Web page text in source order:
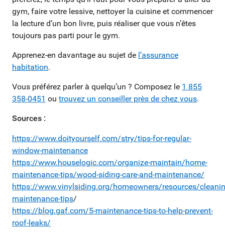
gym, faire votre lessive, nettoyer la cuisine et commencer
la lecture d’un bon livre, puis réaliser que vous n’êtes
toujours pas parti pour le gym.
Apprenez-en davantage au sujet de l’assurance
habitation.
Vous préférez parler à quelqu’un ? Composez le 1 855
358-0451 ou trouvez un conseiller près de chez vous.
Sources :
https://www.doityourself.com/stry/tips-for-regular-
window-maintenance
https://www.houselogic.com/organize-maintain/home-
maintenance-tips/wood-siding-care-and-maintenance/
https://www.vinylsiding.org/homeowners/resources/
maintenance-tips/
https://blog.gaf.com/5-maintenance-tips-to-help-prevent-
roof-leaks/